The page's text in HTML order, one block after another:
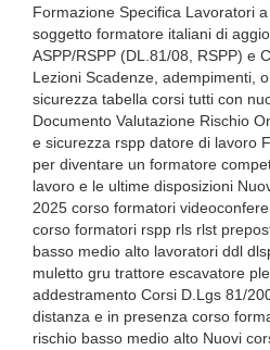
Formazione Specifica Lavoratori
soggetto formatore italiani di
ASPP/RSPP (DL.81/08, RSPP) e
Lezioni Scadenze, adempimenti,
sicurezza tabella corsi tutti con
Documento Valutazione Rischio
e sicurezza rspp datore di lavoro
per diventare un formatore
lavoro e le ultime disposizioni
2025 corso formatori
corso formatori rspp rls rlst
basso medio alto lavoratori ddl
muletto gru trattore escavatore
addestramento Corsi D.Lgs 81/
distanza e in presenza corso
rischio basso medio alto Nuovi